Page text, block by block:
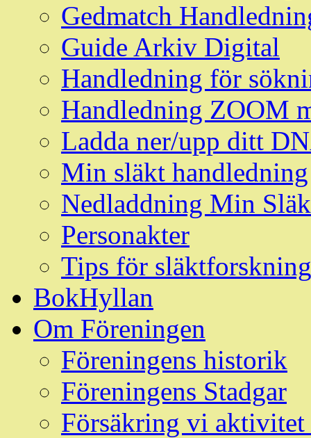
Gedmatch
Guide Arkiv Digital
Handledning för
Handledning ZOOM
Ladda ner/upp ditt
Min släkt handledning
Nedladdning Min
Personakter
Tips för
BokHyllan
Om Föreningen
Föreningens historik
Föreningens Stadgar
Försäkring vi aktivitet